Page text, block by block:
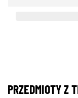
PRZEDMIOTY Z